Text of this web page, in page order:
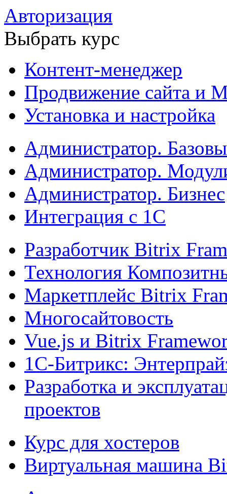
Авторизация
Выбрать курс
Контент-менеджер
Продвижение сайта и
Установка и настройка
Администратор.
Администратор.
Администратор. Бизнес
Интеграция с 1С
Разработчик Bitrix
Технология
Маркетплейс Bitrix
Многосайтовость
Vue.js и Bitrix
1С-Битрикс:
Разработка и
проектов
Курс для хостеров
Виртуальная машина